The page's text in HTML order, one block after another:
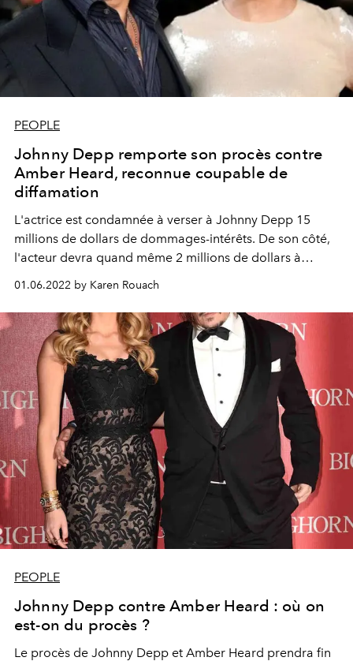
PEOPLE
Johnny Depp remporte son procès contre
Amber Heard, reconnue coupable de
diffamation
L'actrice est condamnée à verser à Johnny Depp 15
millions de dollars de dommages-intérêts. De son côté,
l'acteur devra quand même 2 millions de dollars à
Amber Heard.
01.06.2022 by Karen Rouach
PEOPLE
Johnny Depp contre Amber Heard : où on
est-on du procès ?
Le procès de Johnny Depp et Amber Heard prendra fin